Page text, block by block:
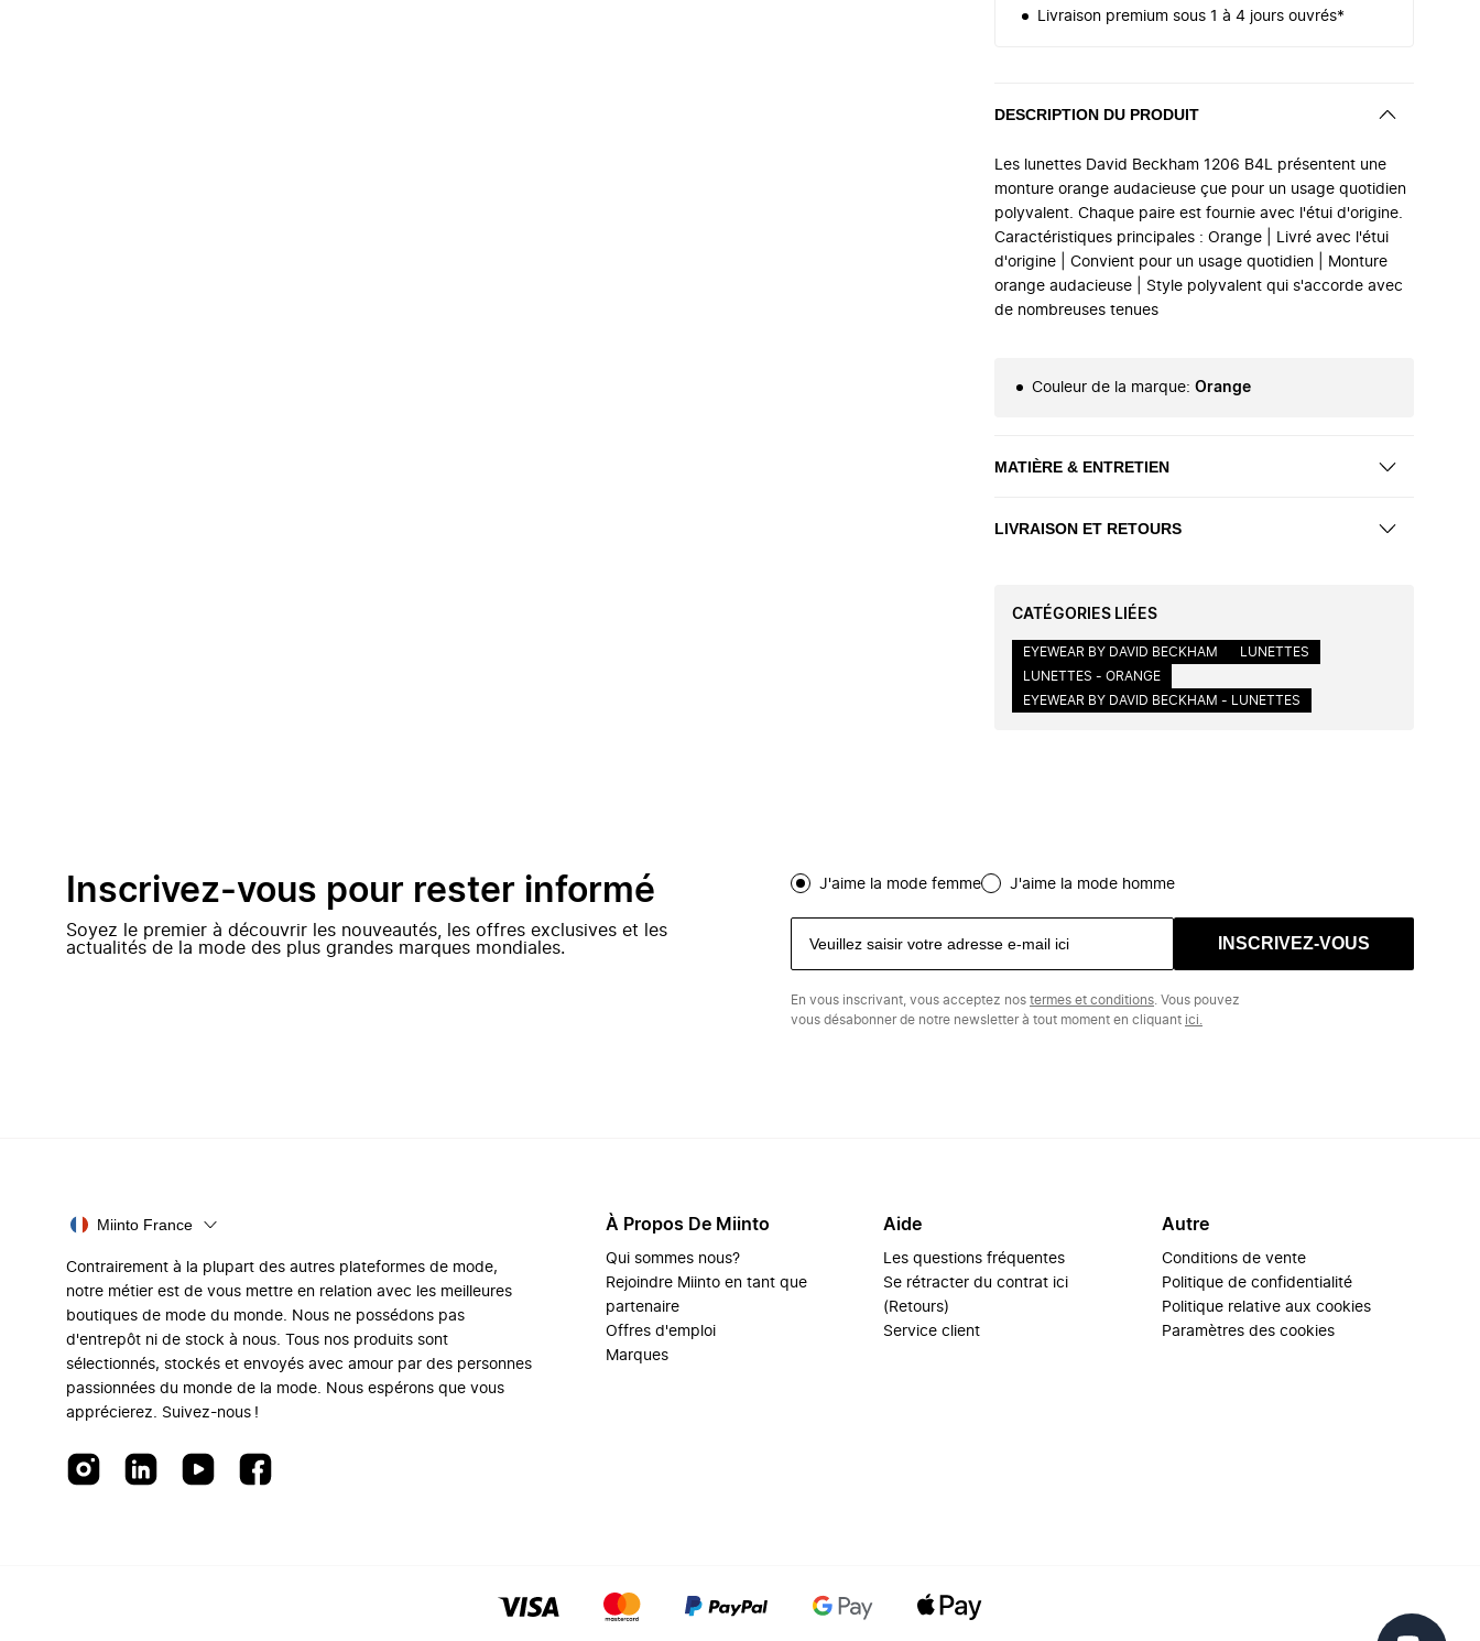
Livraison premium sous 1 à 4 jours ouvrés*
DESCRIPTION DU PRODUIT
Les lunettes David Beckham 1206 B4L présentent une
monture orange audacieuse çue pour un usage quotidien
polyvalent. Chaque paire est fournie avec l'étui d'origine.
Caractéristiques principales : Orange | Livré avec l'étui
d'origine | Convient pour un usage quotidien | Monture
orange audacieuse | Style polyvalent qui s'accorde avec
de nombreuses tenues
Couleur de la marque: Orange
MATIÈRE & ENTRETIEN
LIVRAISON ET RETOURS
CATÉGORIES LIÉES
EYEWEAR BY DAVID BECKHAM
LUNETTES
LUNETTES - ORANGE
EYEWEAR BY DAVID BECKHAM - LUNETTES
Inscrivez-vous pour rester informé
Soyez le premier à découvrir les nouveautés, les offres exclusives et les
actualités de la mode des plus grandes marques mondiales.
J'aime la mode femme J'aime la mode homme
INSCRIVEZ-VOUS
En vous inscrivant, vous acceptez nos termes et conditions . Vous pouvez
vous désabonner de notre newsletter à tout moment en cliquant ici.
Miinto France
Contrairement à la plupart des autres plateformes de mode,
notre métier est de vous mettre en relation avec les meilleures
boutiques de mode du monde. Nous ne possédons pas
d'entrepôt ni de stock à nous. Tous nos produits sont
sélectionnés, stockés et envoyés avec amour par des personnes
passionnées du monde de la mode. Nous espérons que vous
apprécierez. Suivez-nous !
À Propos De Miinto
Qui sommes nous?
Rejoindre Miinto en tant que
partenaire
Offres d'emploi
Marques
Aide
Les questions fréquentes
Se rétracter du contrat ici
(Retours)
Service client
Autre
Conditions de vente
Politique de confidentialité
Politique relative aux cookies
Paramètres des cookies